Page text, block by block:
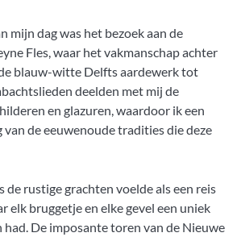
mijn dag was het bezoek aan de
Fles, waar het vakmanschap achter
blauw-witte Delfts aardewerk tot
deelden met mij de
en glazuren, waardoor ik een
van de eeuwenoude tradities die deze
de rustige grachten voelde als een reis
elk bruggetje en elke gevel een uniek
De imposante toren van de Nieuwe